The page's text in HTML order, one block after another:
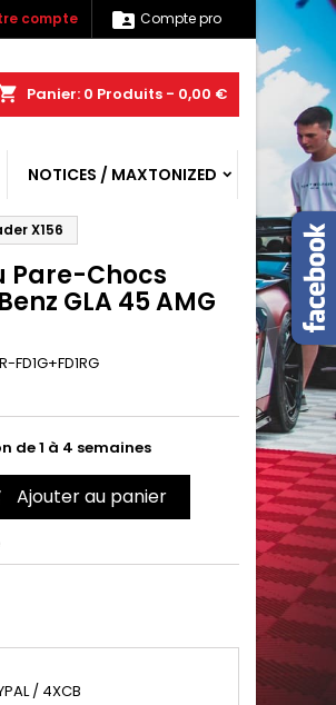
 Compte pro
compte
Panier: 0 Produits - 0,00 €
NOTICES / MAXTONIZED
X156
Pare-Chocs
GLA 45 AMG
de 1 à 4 semaines
Ajouter au panier
/ 4XCB